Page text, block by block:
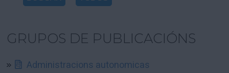
GRUPOS DE PUBLICACIÓNS
Administracions autonomicas